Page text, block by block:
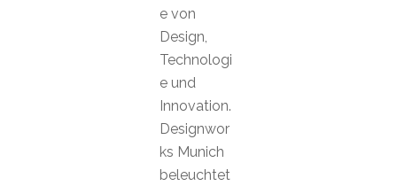
e von
Design,
Technologi
e und
Innovation.
Designwor
ks Munich
beleuchtet